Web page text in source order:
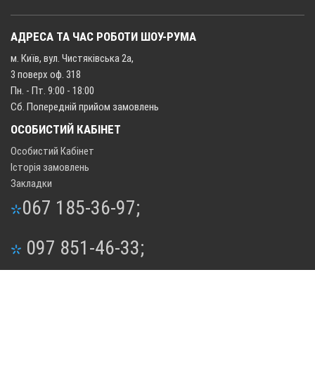
АДРЕСА ТА ЧАС РОБОТИ ШОУ-РУМА
м. Київ, вул. Чистяківська 2а,
3 поверх оф. 318
Пн. - Пт. 9:00 - 18:00
Сб. Попередній прийом замовлень
ОСОБИСТИЙ КАБІНЕТ
Особистий Кабінет
Історія замовлень
Закладки
067 185-36-97;
097 851-46-33;